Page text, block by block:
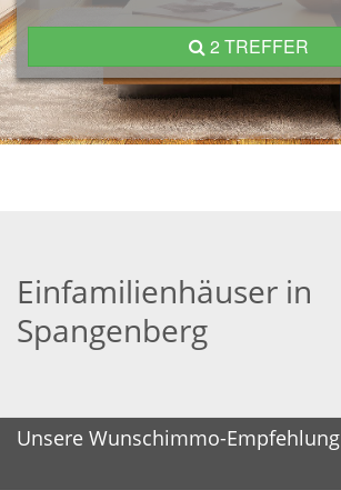
2 TREFFER
Einfamilienhäuser in
Spangenberg
Unsere Wunschimmo-Empfehlung